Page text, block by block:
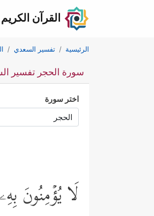
القرآن الكريم
الرئيسية تفسير السعدي
سورة الحجر تفسير
اختر سورة
لَا یُؤۡمِنُونَ